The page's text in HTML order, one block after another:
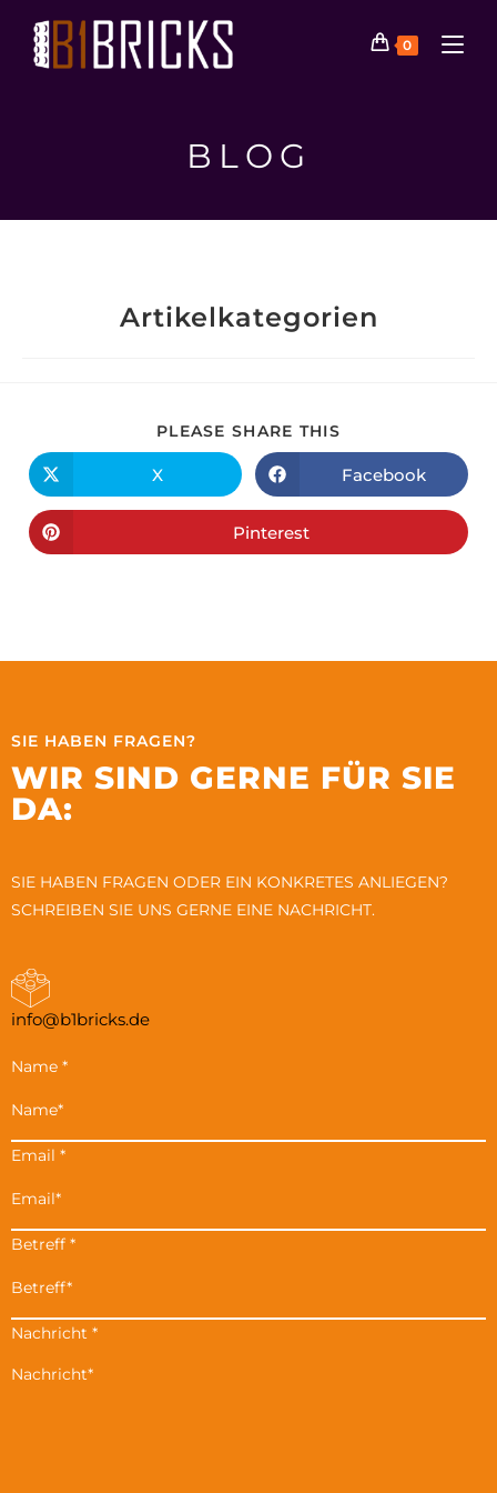
0
BLOG
Artikelkategorien
PLEASE SHARE THIS
X Facebook
Pinterest
SIE HABEN FRAGEN?
WIR SIND GERNE FÜR SIE
DA:
SIE HABEN FRAGEN ODER EIN KONKRETES ANLIEGEN?
SCHREIBEN SIE UNS GERNE EINE NACHRICHT.
info@b1bricks.de
Name *
Email *
Betreff *
Nachricht *